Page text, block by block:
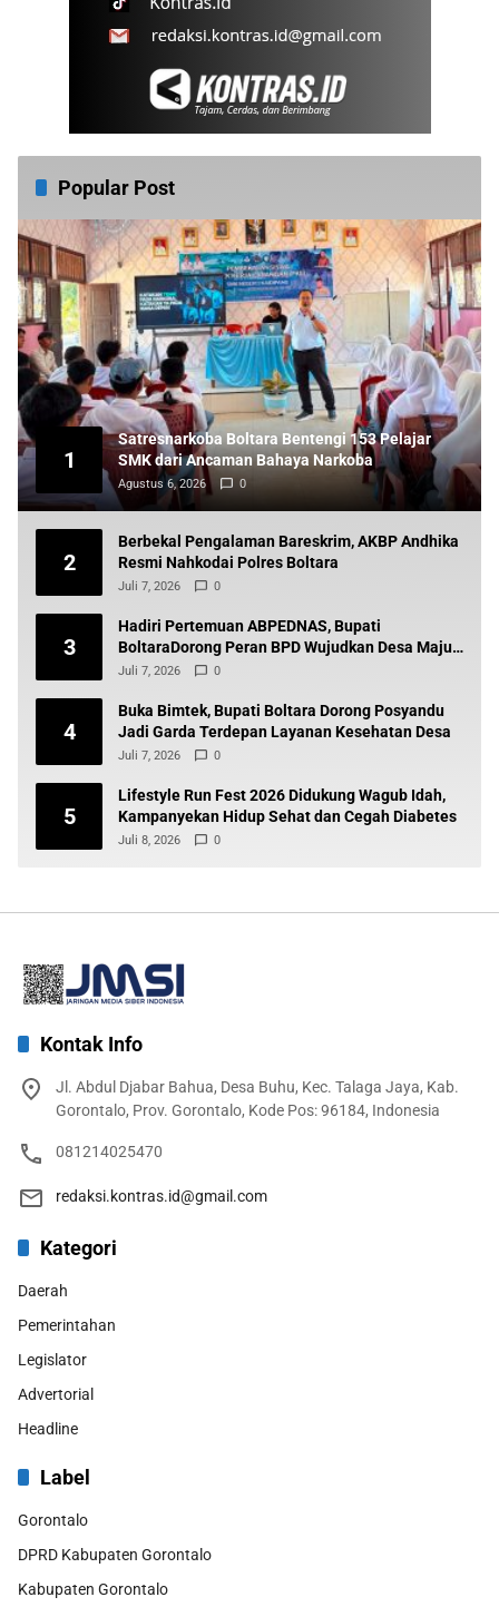
Popular Post
1
Satresnarkoba Boltara Bentengi 153 Pelajar
SMK dari Ancaman Bahaya Narkoba
Agustus 6, 2026 0
2
Berbekal Pengalaman Bareskrim, AKBP Andhika
Resmi Nahkodai Polres Boltara
Juli 7, 2026 0
3
Hadiri Pertemuan ABPEDNAS, Bupati
BoltaraDorong Peran BPD Wujudkan Desa Maju
dan Transparan
Juli 7, 2026 0
4
Buka Bimtek, Bupati Boltara Dorong Posyandu
Jadi Garda Terdepan Layanan Kesehatan Desa
Juli 7, 2026 0
5
Lifestyle Run Fest 2026 Didukung Wagub Idah,
Kampanyekan Hidup Sehat dan Cegah Diabetes
Juli 8, 2026 0
Kontak Info
Jl. Abdul Djabar Bahua, Desa Buhu, Kec. Talaga Jaya, Kab.
Gorontalo, Prov. Gorontalo, Kode Pos: 96184, Indonesia
081214025470
redaksi.kontras.id@gmail.com
Kategori
Daerah
Pemerintahan
Legislator
Advertorial
Headline
Label
Gorontalo
DPRD Kabupaten Gorontalo
Kabupaten Gorontalo